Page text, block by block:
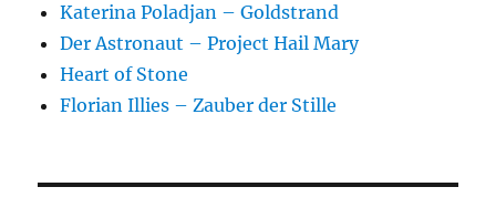
Katerina Poladjan – Goldstrand
Der Astronaut – Project Hail Mary
Heart of Stone
Florian Illies – Zauber der Stille